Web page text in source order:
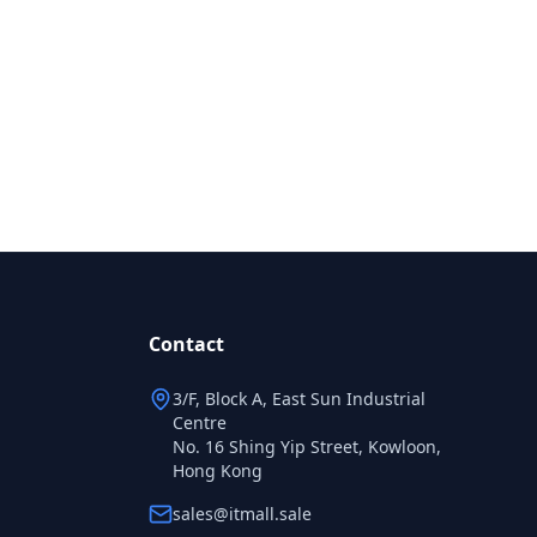
Contact
3/F, Block A, East Sun Industrial
Centre
No. 16 Shing Yip Street, Kowloon,
Hong Kong
sales@itmall.sale